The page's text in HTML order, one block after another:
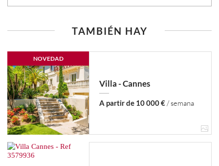
TAMBIÉN HAY
NOVEDAD
Villa - Cannes
A partir de 10 000 €/ semana